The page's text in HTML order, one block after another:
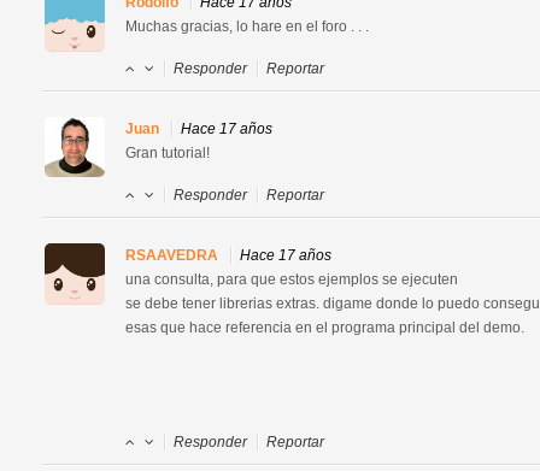
Muchas gracias, lo hare en el foro . . .
Responder Reportar
Juan
Hace 17 años
Gran tutorial!
Responder Reportar
RSAAVEDRA
Hace 17 años
una consulta, para que estos ejemplos se ejecuten
se debe tener librerias extras. digame donde lo puedo
esas que hace referencia en el programa principal del demo.
Responder Reportar